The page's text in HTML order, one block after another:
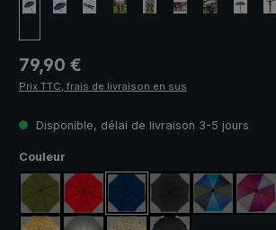
Prix régulier :
79,90 €
Prix TTC, frais de livraison en sus
Disponible, délai de livraison 3-5 jours
Sélectionnez
Couleur
vert oliverouge bleu marine
noir bleu / vert